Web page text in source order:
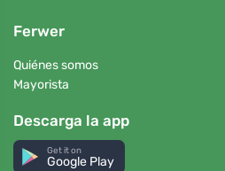
Ferwer
Quiénes somos
Mayorista
Descarga la app
Get it on
Google Play